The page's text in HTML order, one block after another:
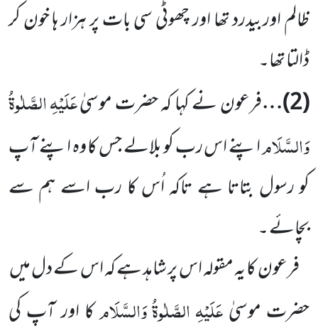
ظالم اوربیدرد تھا اور چھوٹی سی بات پر ہزار ہا خون کر
ڈالتا تھا۔
(
2
)…فرعون نے کہا کہ حضرت موسیٰعَلَیْہِالصَّلٰوۃُ
وَالسَّلَاماپنے اس رب کو بلالے جس کا وہ اپنے آپ
کو رسول بتاتا ہے تاکہ اُس کا رب اسے ہم سے
بچائے ۔
فرعون کا یہ مقولہ اس پر شاہد ہے کہ اس کے دل میں
حضرت موسیٰعَلَیْہِالصَّلٰوۃُوَالسَّلَامکا اور آپ کی